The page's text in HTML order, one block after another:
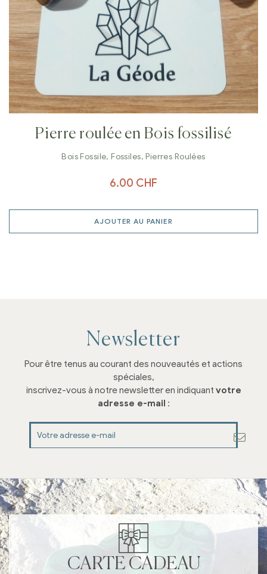
Pierre roulée en Bois fossilisé
Bois Fossile,Fossiles,Pierres Roulées
6.00 CHF
AJOUTER AU PANIER
Newsletter
Pour être tenus au courant des nouveautés et actions
spéciales,
inscrivez-vous à notre newsletter en indiquant votre
adresse e-mail :
CARTE CADEAU